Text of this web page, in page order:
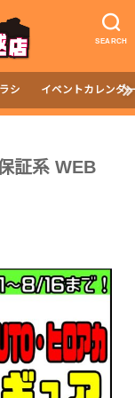
SEARCH
シ イベントカレンダ
証系 WEB